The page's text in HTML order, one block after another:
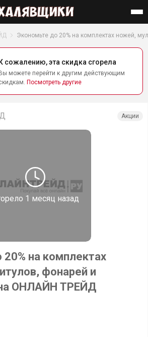
Найти
Экономьте до 20% на комплектах ножей,
К сожалению, эта скидка сгорела
Вы можете перейти к другим действующим
Посмотреть другие
1 месяц назад
Акции
на комплектах
фонарей и
ОНЛАЙН ТРЕЙД